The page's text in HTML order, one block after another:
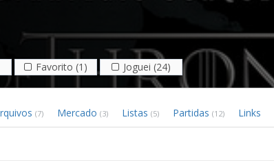
Favorito (1) Joguei (24)
(7) Mercado (3) Listas (5) Partidas (12) Links